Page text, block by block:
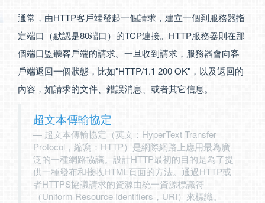
通常，由HTTP客戶端發起一個請求，建立一個到服務器指
定端口（默認是80端口）的TCP連接。HTTP服務器則在那
個端口監聽客戶端的請求。一旦收到請求，服務器會向客
戶端返回一個狀態，比如"HTTP/1.1 200 OK"，以及返回的
內容，如請求的文件、錯誤消息、或者其它信息。
超文本傳輸協定
超文本傳輸協定（英文：HyperText Transfer
Protocol，縮寫：HTTP）是網際網路上應用最為廣
泛的一種網路協議。設計HTTP最初的目的是為了提
供一種發布和接收HTML頁面的方法。通過HTTP或
者HTTPS協議請求的資源由統一資源標識符
（Uniform Resource Identifiers，URI）來標識。